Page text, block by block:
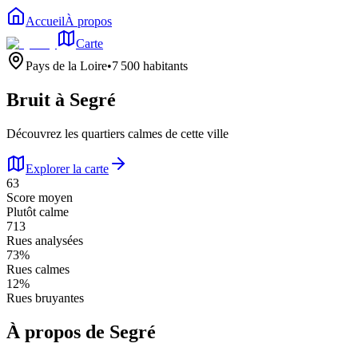
AccueilÀ propos
Carte
Pays de la Loire•7 500 habitants
Bruit à Segré
Découvrez les quartiers calmes de cette ville
Explorer la carte
63
Score moyen
Plutôt calme
713
Rues analysées
73%
Rues calmes
12%
Rues bruyantes
À propos de Segré